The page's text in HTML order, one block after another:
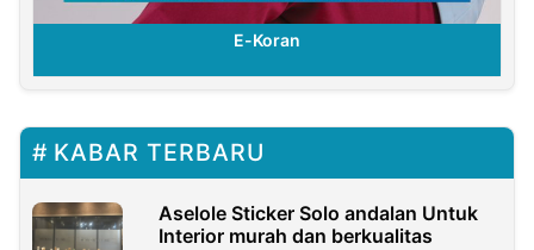
E-Koran
KABAR TERBARU
Aselole Sticker Solo andalan Untuk
Interior murah dan berkualitas